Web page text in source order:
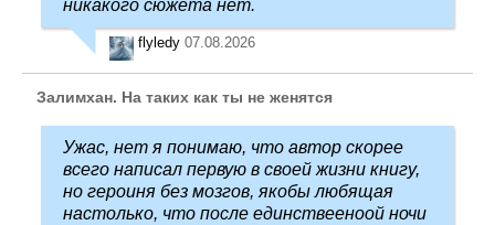
никакого сюжета нет.
flyledy 07.08.2026
Залимхан. На таких как ты не женятся
Ужас, нет я понимаю, что автор скорее
всего написал первую в своей жизни книгу,
но героиня без мозгов, якобы любящая
настолько, что после единствееноой ночи